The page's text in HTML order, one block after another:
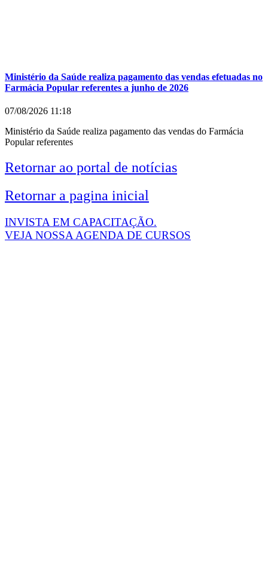
Ministério da Saúde realiza pagamento das vendas efetuadas no
Farmácia Popular referentes a junho de 2026
07/08/2026 11:18
Ministério da Saúde realiza pagamento das vendas do Farmácia
Popular referentes
Retornar ao portal de notícias
Retornar a pagina inicial
INVISTA EM CAPACITAÇÃO.
VEJA NOSSA AGENDA DE CURSOS